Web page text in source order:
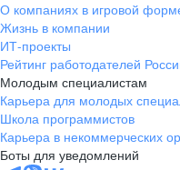
О компаниях в игровой
Жизнь в компании
ИТ-проекты
Рейтинг работодателей
Молодым специалистам
Карьера для молодых
Школа программистов
Карьера в некоммерческих
Боты для уведомлений